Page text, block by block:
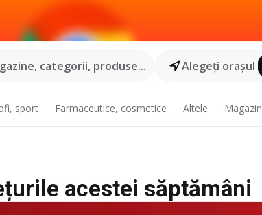
categorii, produse...
Alegeţi oraşul
sport Farmaceutice, cosmetice Altele Magazin
acestei săptămâni